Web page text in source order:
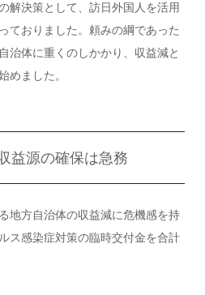
解決策として、訪日外国人を活用
ておりました。頼みの綱であった
治体に重くのしかかり、収益減と
めました。
益源の確保は急務
地方自治体の収益減に危機感を持
ス感染症対策の臨時交付金を合計